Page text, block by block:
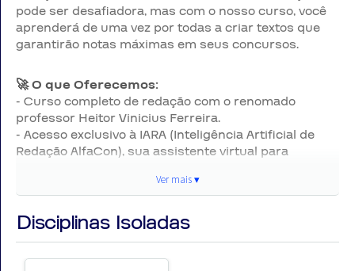
pode ser desafiadora, mas com o nosso curso, você
aprenderá de uma vez por todas a criar textos que
garantirão notas máximas em seus concursos.
🚀 O que Oferecemos:
- Curso completo de redação com o renomado
professor Heitor Vinicius Ferreira.
- Acesso exclusivo à IARA (Inteligência Artificial de
Redação AlfaCon), sua assistente virtual para
escrita e alcance o sucesso nos seus concursos.
Inscreva-se agora e eleve o nível da sua redação! 🌟💡
Ver mais ▾
Disciplinas Isoladas